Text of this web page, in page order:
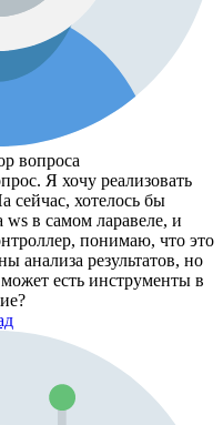
вопроса
Я хочу реализовать
сейчас, хотелось бы
ws в самом ларавеле, и
понимаю, что это
анализа результатов, но
есть инструменты в